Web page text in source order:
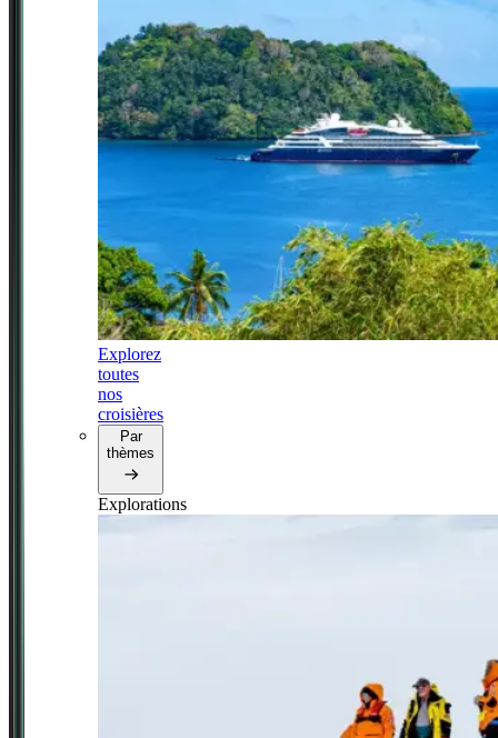
Explorez
toutes
nos
croisières
Par
thèmes
Explorations